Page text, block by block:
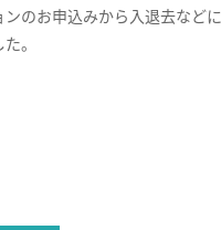
のお申込みから入退去など
。